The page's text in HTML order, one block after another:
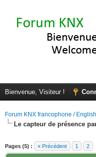
Bienvenue, Visiteur !
Forum KNX francophone /
Le capteur de présence
Pages (5) : « Précédent 1 2